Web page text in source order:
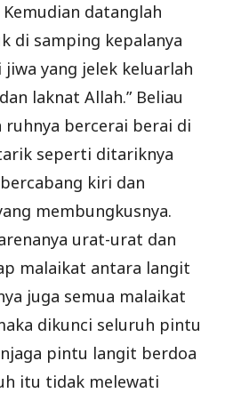
datanglah
di samping kepalanya
jiwa yang jelek keluarlah
laknat Allah.” Beliau
ruhnya bercerai berai di
seperti ditariknya
kiri dan
membungkusnya.
urat-urat dan
malaikat antara langit
juga semua malaikat
dikunci seluruh pintu
pintu langit berdoa
itu tidak melewati